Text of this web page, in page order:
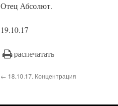
Отец Абсолют.
19.10.17
распечатать
← 18.10.17. Концентрация